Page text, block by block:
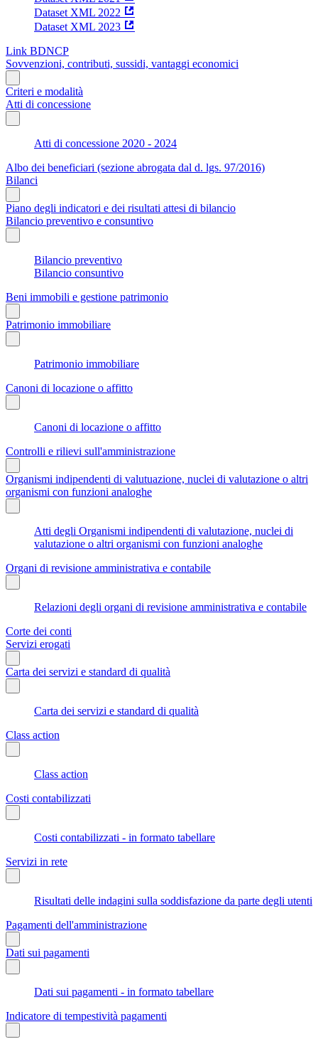
Dataset XML 2022
Dataset XML 2023
Link BDNCP
Sovvenzioni, contributi, sussidi, vantaggi economici
Criteri e modalità
Atti di concessione
Atti di concessione 2020 - 2024
Albo dei beneficiari (sezione abrogata dal d. lgs. 97/2016)
Bilanci
Piano degli indicatori e dei risultati attesi di bilancio
Bilancio preventivo e consuntivo
Bilancio preventivo
Bilancio consuntivo
Beni immobili e gestione patrimonio
Patrimonio immobiliare
Patrimonio immobiliare
Canoni di locazione o affitto
Canoni di locazione o affitto
Controlli e rilievi sull'amministrazione
Organismi indipendenti di valutuazione, nuclei di valutazione o altri
organismi con funzioni analoghe
Atti degli Organismi indipendenti di valutazione, nuclei di
valutazione o altri organismi con funzioni analoghe
Organi di revisione amministrativa e contabile
Relazioni degli organi di revisione amministrativa e contabile
Corte dei conti
Servizi erogati
Carta dei servizi e standard di qualità
Carta dei servizi e standard di qualità
Class action
Class action
Costi contabilizzati
Costi contabilizzati - in formato tabellare
Servizi in rete
Risultati delle indagini sulla soddisfazione da parte degli utenti
Pagamenti dell'amministrazione
Dati sui pagamenti
Dati sui pagamenti - in formato tabellare
Indicatore di tempestività pagamenti